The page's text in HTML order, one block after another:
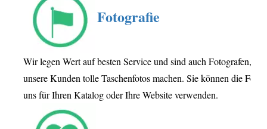
Fotografie
Wir legen Wert auf besten Service und sind auch Fotografen,
unsere Kunden tolle Taschenfotos machen. Sie können die
uns für Ihren Katalog oder Ihre Website verwenden.